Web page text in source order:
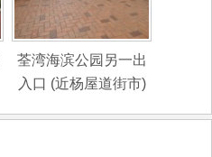
荃湾海滨公园另一出
入口 (近杨屋道街市)